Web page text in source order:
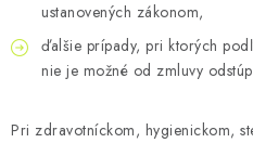
ustanovených zákonom,
ďalšie prípady, pri ktorých
nie je možné od zmluvy
Pri zdravotníckom, hygienickom,